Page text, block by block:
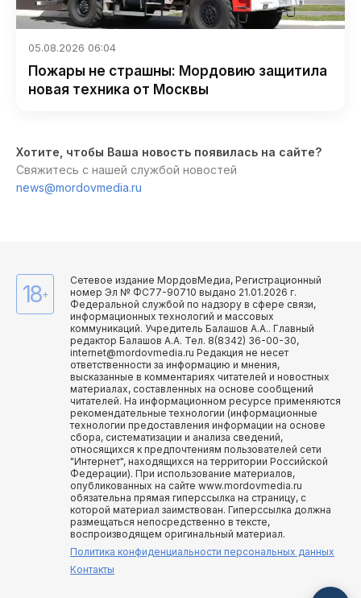
05.08.2026 06:04
Пожары не страшны: Мордовию защитила
новая техника от Москвы
Хотите, чтобы Ваша новость появилась на сайте?
Свяжитесь с нашей службой новостей
news@mordovmedia.ru
18+
Сетевое издание МордовМедиа, Регистрационный
номер Эл № ФС77-90710 выдано 21.01.2026 г.
Федеральной службой по надзору в сфере связи,
информационных технологий и массовых
коммуникаций. Учредитель Балашов А.А.. Главный
редактор Балашов А.А. Тел. 8(8342) 36-00-30,
internet@mordovmedia.ru Редакция не несет
ответственности за информацию и мнения,
высказанные в комментариях читателей и новостных
материалах, составленных на основе сообщений
читателей. На информационном ресурсе применяются
рекомендательные технологии (информационные
технологии предоставления информации на основе
сбора, систематизации и анализа сведений,
относящихся к предпочтениям пользователей сети
"Интернет", находящихся на территории Российской
Федерации). При использование материалов,
опубликованных на сайте www.mordovmedia.ru
обязательна прямая гиперссылка на страницу, с
которой материал заимствован. Гиперссылка должна
размещаться непосредственно в тексте,
воспроизводящем оригинальный материал.
Политика конфиденциальности персональных данных
Контакты